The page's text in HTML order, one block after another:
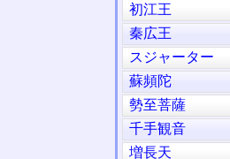
初江王
秦広王
スジャーター
蘇頻陀
勢至菩薩
千手観音
増長天